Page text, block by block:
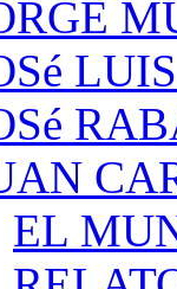
EL